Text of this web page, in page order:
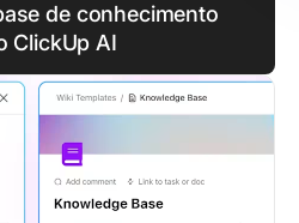
de conhecimento
ClickUp AI